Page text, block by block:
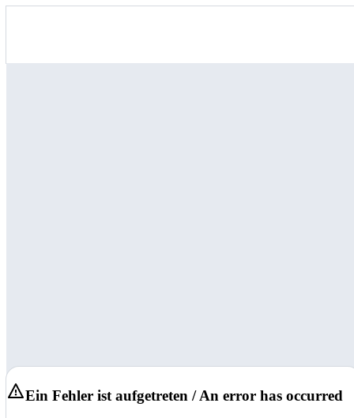
Ein Fehler ist aufgetreten / An error has occurred